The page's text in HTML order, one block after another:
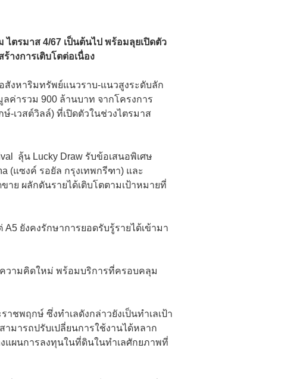
ตรมาส 4/67 เป็นต้นไป พร้อมลุยเปิดตัว
างการเติบโตต่อเนื่อง
งหาริมทรัพย์แนวราบ-แนวสูงระดับลัก
ค่ารวม 900 ล้านบาท จากโครงการ
ษ์-เวสต์วิลล์) ที่เปิดตัวในช่วงไตรมาส
ลุ้น Lucky Draw รับข้อเสนอพิเศษ
(แซงค์ รอยัล กรุงเทพกรีฑา) และ
าย ผลักดันรายได้เติบโตตามเป้าหมายที่
ยังคงรักษาการยอดรับรู้รายได้เข้ามา
วามคิดใหม่ พร้อมบริการที่ครอบคลุม
พฤกษ์ ซึ่งทำเลดังกล่าวยังเป็นทำเลเป้า
ารถปรับเปลี่ยนการใช้งานได้หลาก
งแผนการลงทุนในที่ดินในทำเลศักยภาพที่